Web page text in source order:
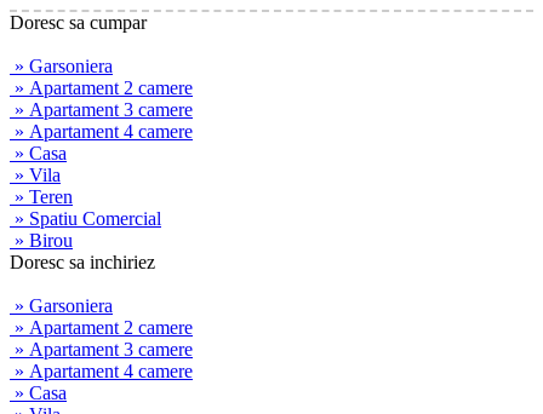
Doresc sa cumpar
» Garsoniera
» Apartament 2 camere
» Apartament 3 camere
» Apartament 4 camere
» Casa
» Vila
» Teren
» Spatiu Comercial
» Birou
Doresc sa inchiriez
» Garsoniera
» Apartament 2 camere
» Apartament 3 camere
» Apartament 4 camere
» Casa